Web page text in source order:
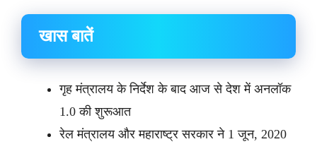
खास बातें
गृह मंत्रालय के निर्देश के बाद आज से देश में अनलॉक
1.0 की शुरूआत
रेल मंत्रालय और महाराष्ट्र सरकार ने 1 जून, 2020